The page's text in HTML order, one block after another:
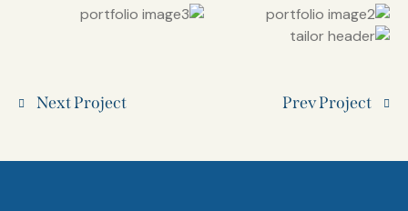
Prev Project
Next Project